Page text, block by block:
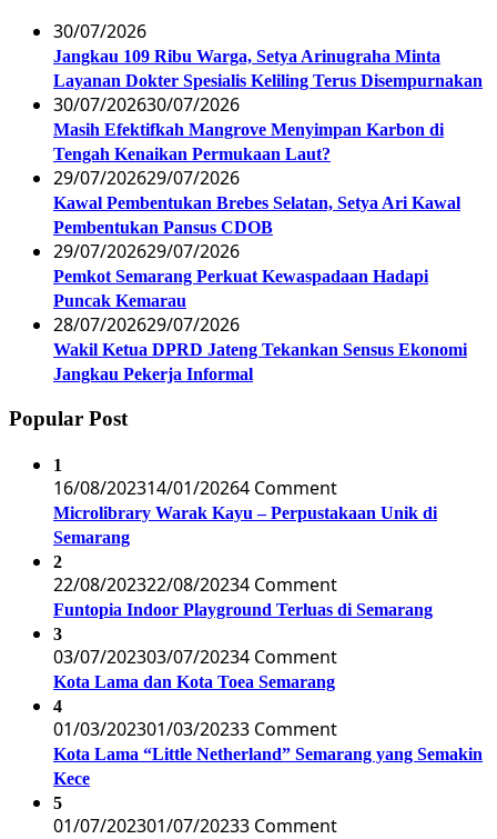
30/07/2026
Jangkau 109 Ribu Warga, Setya Arinugraha Minta
Layanan Dokter Spesialis Keliling Terus Disempurnakan
30/07/202630/07/2026
Masih Efektifkah Mangrove Menyimpan Karbon di
Tengah Kenaikan Permukaan Laut?
29/07/202629/07/2026
Kawal Pembentukan Brebes Selatan, Setya Ari Kawal
Pembentukan Pansus CDOB
29/07/202629/07/2026
Pemkot Semarang Perkuat Kewaspadaan Hadapi
Puncak Kemarau
28/07/202629/07/2026
Wakil Ketua DPRD Jateng Tekankan Sensus Ekonomi
Jangkau Pekerja Informal
Popular Post
1
16/08/202314/01/20264 Comment
Microlibrary Warak Kayu – Perpustakaan Unik di
Semarang
2
22/08/202322/08/20234 Comment
Funtopia Indoor Playground Terluas di Semarang
3
03/07/202303/07/20234 Comment
Kota Lama dan Kota Toea Semarang
4
01/03/202301/03/20233 Comment
Kota Lama “Little Netherland” Semarang yang Semakin
Kece
5
01/07/202301/07/20233 Comment